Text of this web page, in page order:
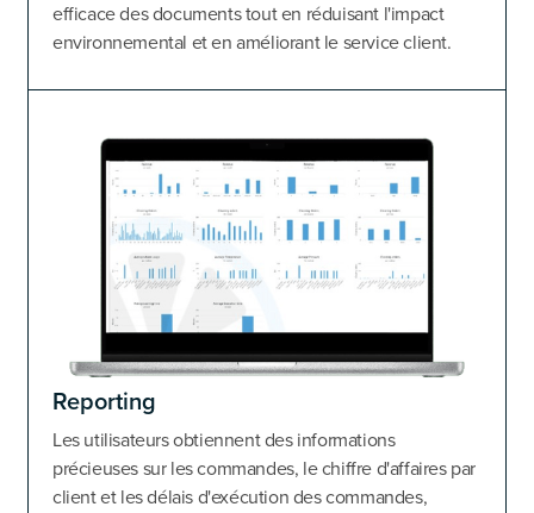
efficace des documents tout en réduisant l'impact
environnemental et en améliorant le service client.
Reporting
Les utilisateurs obtiennent des informations
précieuses sur les commandes, le chiffre d'affaires par
client et les délais d'exécution des commandes,